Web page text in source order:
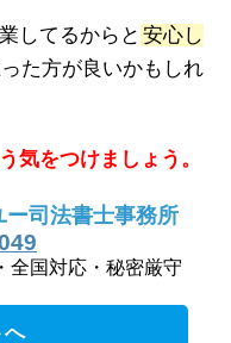
してるからと 安心し
た方が良いかもしれ
気をつけましょう。
ー司法書士事務所
全国対応・秘密厳守
へ